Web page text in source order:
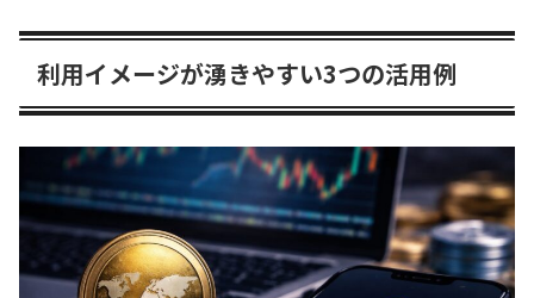
利用イメージが湧きやすい3つの活用例